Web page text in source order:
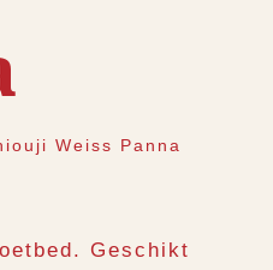
Weiss Panna
Geschikt